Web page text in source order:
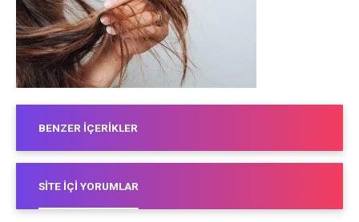
BENZER İÇERIKLER
SITE İÇI YORUMLAR